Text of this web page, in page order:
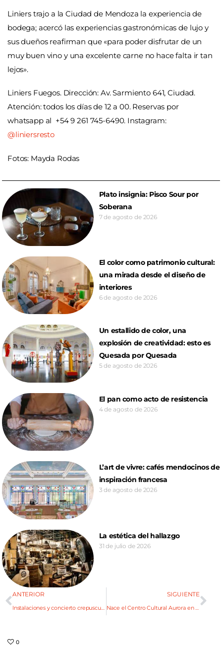
Liniers trajo a la Ciudad de Mendoza la experiencia de
bodega; acercó las experiencias gastronómicas de lujo y
sus dueños reafirman que «para poder disfrutar de un
muy buen vino y una excelente carne no hace falta ir tan
lejos».
Liniers Fuegos. Dirección: Av. Sarmiento 641, Ciudad.
Atención: todos los días de 12 a 00. Reservas por
whatsapp al +54 9 261 745-6490. Instagram:
@liniersresto
Fotos: Mayda Rodas
Plato insignia: Pisco Sour por
Soberana
7 de agosto de 2026
El color como patrimonio cultural:
una mirada desde el diseño de
interiores
6 de agosto de 2026
Un estallido de color, una
explosión de creatividad: esto es
Quesada por Quesada
5 de agosto de 2026
El pan como acto de resistencia
4 de agosto de 2026
L’art de vivre: cafés mendocinos de
inspiración francesa
3 de agosto de 2026
La estética del hallazgo
31 de julio de 2026
ANTERIOR
Instalaciones y concierto crepuscular en Monteviejo
SIGUIENTE
Nace el Centro Cultural Aurora en la ex Bodega Furlotti
0